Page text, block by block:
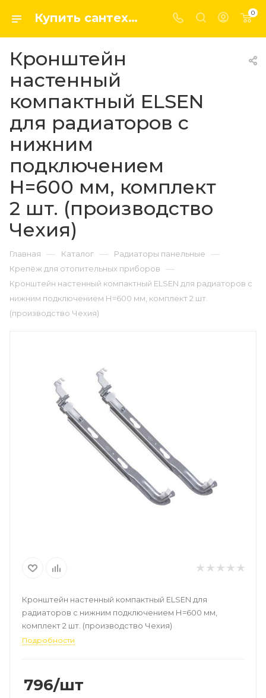
Купить сантехнику, системы отопление и водоснабжения оптом и в розницу в интернет-магазине elsen-opt.ru 0
Кронштейн
настенный
компактный ELSEN
для радиаторов с
нижним
подключением
Н=600 мм, комплект
2 шт. (производство
Чехия)
Главная — Каталог — Радиаторы панельные —
Крепёж для отопительных приборов —
Кронштейн настенный компактный ELSEN для радиаторов с
нижним подключением Н=600 мм, комплект 2 шт.
(производство Чехия)
Кронштейн настенный компактный ELSEN для
радиаторов с нижним подключением Н=600 мм,
комплект 2 шт. (производство Чехия)
Подробности
796/шт